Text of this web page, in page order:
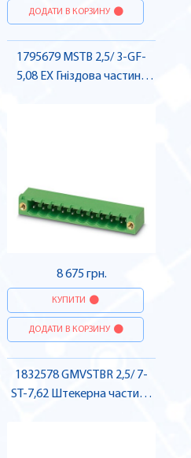
ДОДАТИ В КОРЗИНУ
1795679 MSTB 2,5/ 3-GF-
5,08 EX Гніздова частина
8 675 грн.
КУПИТИ
ДОДАТИ В КОРЗИНУ
1832578 GMVSTBR 2,5/ 7-
ST-7,62 Штекерна частина